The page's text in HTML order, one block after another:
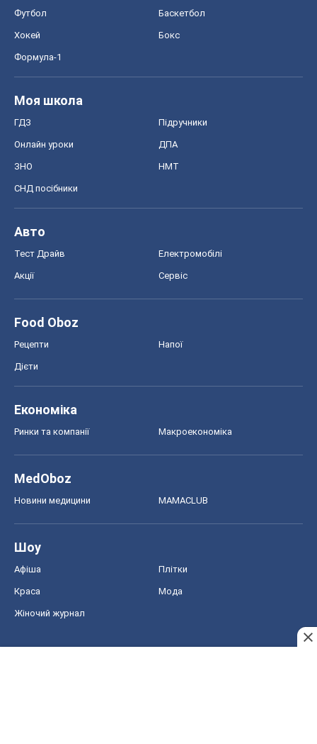
Футбол Баскетбол
Хокей Бокс
Формула-1
Моя школа
ГДЗ Підручники
Онлайн уроки ДПА
ЗНО НМТ
СНД посібники
Авто
Тест Драйв Електромобілі
Акції Сервіс
Food Oboz
Рецепти Напої
Дієти
Економіка
Ринки та компанії Макроекономіка
MedOboz
Новини медицини MAMACLUB
Шоу
Афіша Плітки
Краса Мода
Жіночий журнал